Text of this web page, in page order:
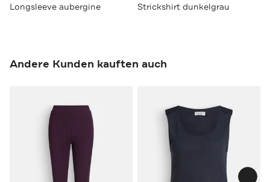
Longsleeve aubergine Strickshirt dunkelgrau
Andere Kunden kauften auch